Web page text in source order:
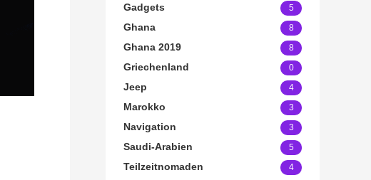
Gadgets 5
Ghana 8
Ghana 2019 8
Griechenland 0
Jeep 4
Marokko 3
Navigation 3
Saudi-Arabien 5
Teilzeitnomaden 4